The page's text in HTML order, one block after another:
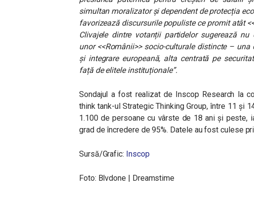
simultan moralizator și dependent de protecția
favorizează discursurile populiste ce promit atât
Clivajele dintre votanții partidelor sugerează
unor <<Românii>> socio-culturale distincte –
și integrare europeană, alta centrată pe
față de elitele instituționale”.
Sondajul a fost realizat de Inscop Research la
think tank-ul Strategic Thinking Group, între 11 și
1.100 de persoane cu vârste de 18 ani și peste,
grad de încredere de 95%. Datele au fost culese
Sursă/Grafic: Inscop
Foto: Blvdone | Dreamstime